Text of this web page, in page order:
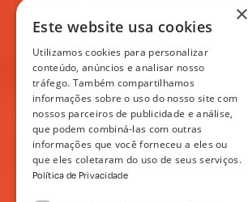
×
Este website usa cookies
Utilizamos cookies para personalizar
conteúdo, anúncios e analisar nosso
tráfego. Também compartilhamos
informações sobre o uso do nosso site com
nossos parceiros de publicidade e análise,
que podem combiná-las com outras
informações que você forneceu a eles ou
que eles coletaram do uso de seus serviços.
Política de Privacidade